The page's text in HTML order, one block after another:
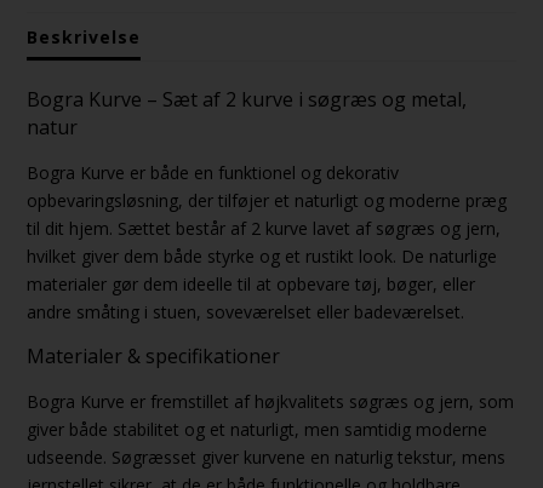
Beskrivelse
Bogra Kurve – Sæt af 2 kurve i søgræs og metal,
natur
Bogra Kurve er både en funktionel og dekorativ
opbevaringsløsning, der tilføjer et naturligt og moderne præg
til dit hjem. Sættet består af 2 kurve lavet af søgræs og jern,
hvilket giver dem både styrke og et rustikt look. De naturlige
materialer gør dem ideelle til at opbevare tøj, bøger, eller
andre småting i stuen, soveværelset eller badeværelset.
Materialer & specifikationer
Bogra Kurve er fremstillet af højkvalitets søgræs og jern, som
giver både stabilitet og et naturligt, men samtidig moderne
udseende. Søgræsset giver kurvene en naturlig tekstur, mens